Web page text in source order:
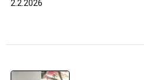
2.2.2026